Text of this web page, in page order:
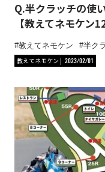
Q.半クラッチの使
【教えてネモケン
教えてネモケン 半ク
教えてネモケン
2023/02/01